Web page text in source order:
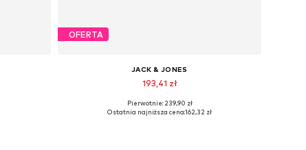
OFERTA
JACK & JONES
193,41 zł
Dostępne rozmiary: 41, 42, 43, 44, 45
Pierwotnie: 239,90 zł
Ostatnia najniższa cena:162,32 zł